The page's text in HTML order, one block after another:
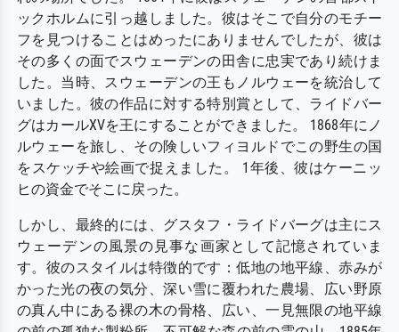
ックホルムに引っ越しました。彼はそこで自分のモチー
フを見つけることはめったにありませんでしたが、彼は
その多くの面でスウェーデンの田舎に忠実であり続けま
した。当時、スウェーデンの王もノルウェーを統治して
いました。彼の作品に対する特別賞として、ライドバー
グはカールXVを王にすることができました。 1868年にノ
ルウェーを旅し、その険しいフィヨルドでこの野生の国
をスケッチや絵画で捉えました。 1年後、彼はケーニッ
ヒの資金でそこに戻った。
しかし、最終的には、グスタフ・ライドバーグは主にス
ウェーデンの風景の見事な画家として記憶されていま
す。彼のスタイルは特徴的です：低地の地平線、赤みが
かった光の夜の気分、深い雪に覆われた農場、広い野原
の真ん中にある裸の木の骨格、広い、一見無限の地平線